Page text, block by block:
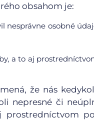
obsahom je:
nesprávne osobné
a to aj
že nás
nepresné či